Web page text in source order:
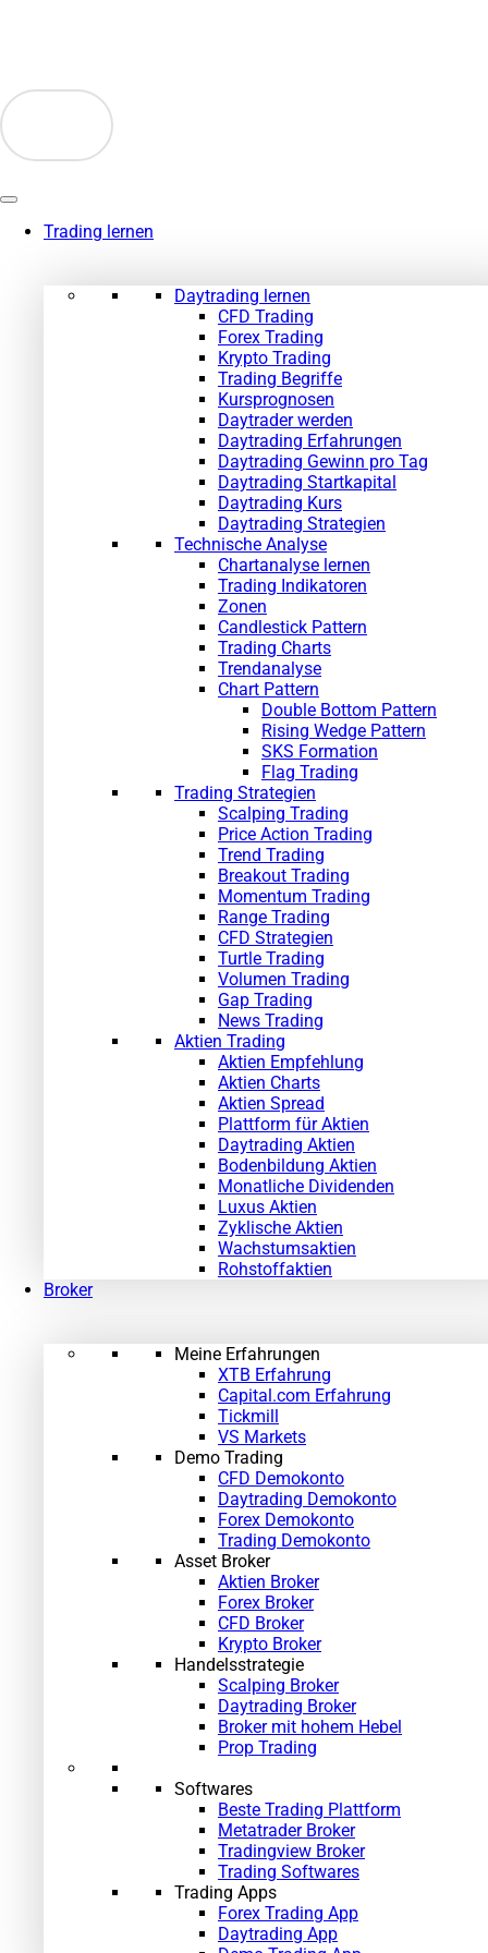
Trading lernen
Daytrading lernen
CFD Trading
Forex Trading
Krypto Trading
Trading Begriffe
Kursprognosen
Daytrader werden
Daytrading Erfahrungen
Daytrading Gewinn pro Tag
Daytrading Startkapital
Daytrading Kurs
Daytrading Strategien
Technische Analyse
Chartanalyse lernen
Trading Indikatoren
Zonen
Candlestick Pattern
Trading Charts
Trendanalyse
Chart Pattern
Double Bottom Pattern
Rising Wedge Pattern
SKS Formation
Flag Trading
Trading Strategien
Scalping Trading
Price Action Trading
Trend Trading
Breakout Trading
Momentum Trading
Range Trading
CFD Strategien
Turtle Trading
Volumen Trading
Gap Trading
News Trading
Aktien Trading
Aktien Empfehlung
Aktien Charts
Aktien Spread
Plattform für Aktien
Daytrading Aktien
Bodenbildung Aktien
Monatliche Dividenden
Luxus Aktien
Zyklische Aktien
Wachstumsaktien
Rohstoffaktien
Broker
Meine Erfahrungen
XTB Erfahrung
Capital.com Erfahrung
Tickmill
VS Markets
Demo Trading
CFD Demokonto
Daytrading Demokonto
Forex Demokonto
Trading Demokonto
Asset Broker
Aktien Broker
Forex Broker
CFD Broker
Krypto Broker
Handelsstrategie
Scalping Broker
Daytrading Broker
Broker mit hohem Hebel
Prop Trading
Softwares
Beste Trading Plattform
Metatrader Broker
Tradingview Broker
Trading Softwares
Trading Apps
Forex Trading App
Daytrading App